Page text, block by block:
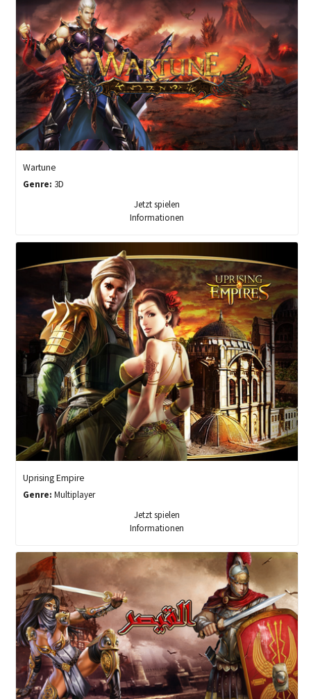
Wartune
Genre: 3D
Jetzt spielen
Informationen
Uprising Empire
Genre: Multiplayer
Jetzt spielen
Informationen